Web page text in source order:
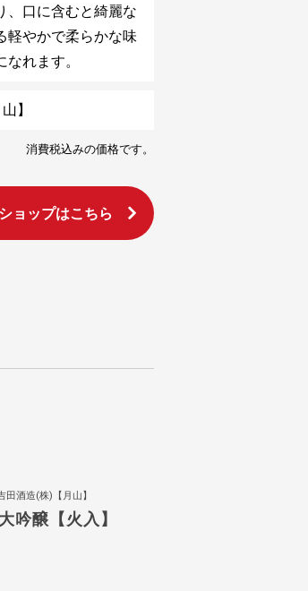
、口に含むと綺麗な
軽やかで柔らかな味
れます。
】
消費税込みの価格です。
ョップはこちら
田酒造(株)【月山】
吟醸【火入】